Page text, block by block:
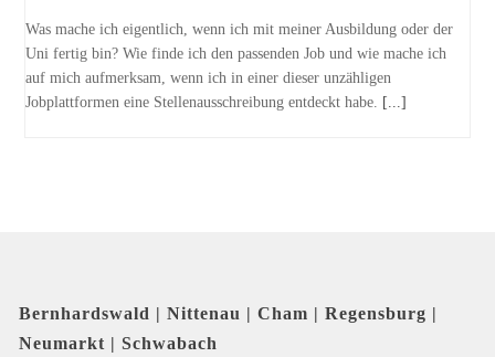
Was mache ich eigentlich, wenn ich mit meiner Ausbildung oder der
Uni fertig bin? Wie finde ich den passenden Job und wie mache ich
auf mich aufmerksam, wenn ich in einer dieser unzähligen
Jobplattformen eine Stellenausschreibung entdeckt habe.
[...]
Bernhardswald | Nittenau | Cham | Regensburg |
Neumarkt | Schwabach